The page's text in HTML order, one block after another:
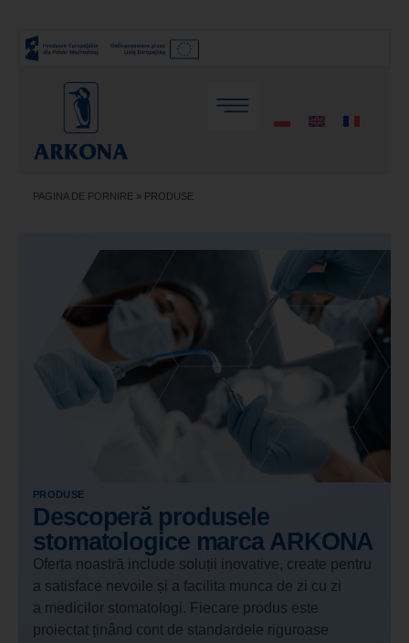
PAGINA DE PORNIRE » PRODUSE
PRODUSE
Descoperă produsele
stomatologice marca ARKONA
Oferta noastră include soluții inovative, create pentru
a satisface nevoile și a facilita munca de zi cu zi
a medicilor stomatologi. Fiecare produs este
proiectat ținând cont de standardele riguroase